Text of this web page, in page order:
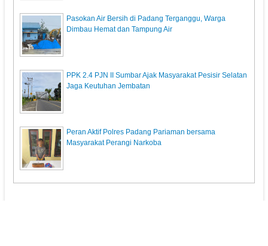
Pasokan Air Bersih di Padang Terganggu, Warga
Dimbau Hemat dan Tampung Air
PPK 2.4 PJN II Sumbar Ajak Masyarakat Pesisir Selatan
Jaga Keutuhan Jembatan
Peran Aktif Polres Padang Pariaman bersama
Masyarakat Perangi Narkoba